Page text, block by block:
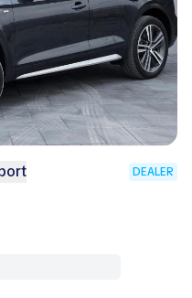
DEALER